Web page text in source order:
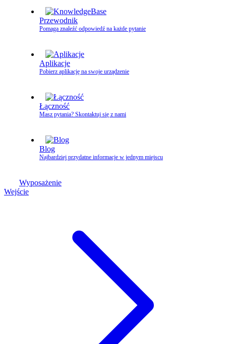
Przewodnik
Pomaga znaleźć odpowiedź na każde pytanie
Aplikacje
Pobierz aplikację na swoje urządzenie
Łączność
Masz pytania? Skontaktuj się z nami
Blog
Najbardziej przydatne informacje w jednym miejscu
Wyposażenie
Wejście